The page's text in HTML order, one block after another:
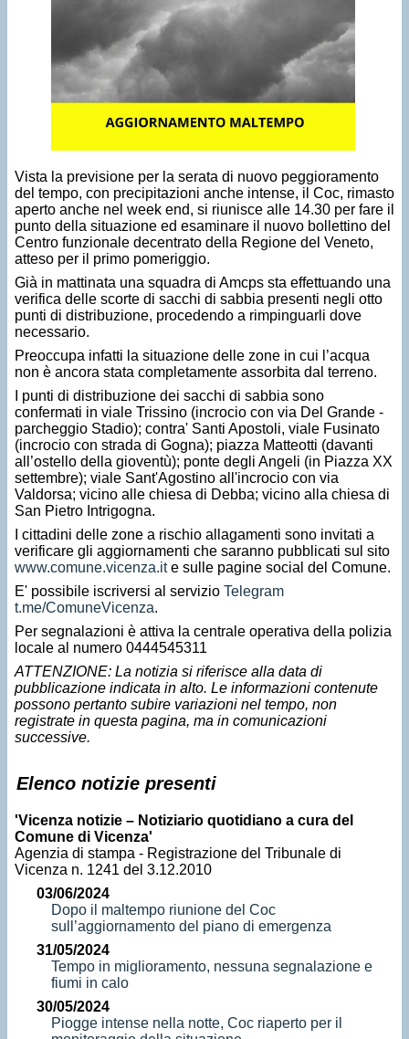
Vista la previsione per la serata di nuovo peggioramento
del tempo, con precipitazioni anche intense, il Coc, rimasto
aperto anche nel week end, si riunisce alle 14.30 per fare il
punto della situazione ed esaminare il nuovo bollettino del
Centro funzionale decentrato della Regione del Veneto,
atteso per il primo pomeriggio.
Già in mattinata una squadra di Amcps sta effettuando una
verifica delle scorte di sacchi di sabbia presenti negli otto
punti di distribuzione, procedendo a rimpinguarli dove
necessario.
Preoccupa infatti la situazione delle zone in cui l’acqua
non è ancora stata completamente assorbita dal terreno.
I punti di distribuzione dei sacchi di sabbia sono
confermati in viale Trissino (incrocio con via Del Grande -
parcheggio Stadio); contra' Santi Apostoli, viale Fusinato
(incrocio con strada di Gogna); piazza Matteotti (davanti
all’ostello della gioventù); ponte degli Angeli (in Piazza XX
settembre); viale Sant'Agostino all'incrocio con via
Valdorsa; vicino alle chiesa di Debba; vicino alla chiesa di
San Pietro Intrigogna.
I cittadini delle zone a rischio allagamenti sono invitati a
verificare gli aggiornamenti che saranno pubblicati sul sito
www.comune.vicenza.ite sulle pagine social del Comune.
E' possibile iscriversi al servizio Telegram
t.me/ComuneVicenza.
Per segnalazioni è attiva la centrale operativa della polizia
locale al numero 0444545311
ATTENZIONE: La notizia si riferisce alla data di
pubblicazione indicata in alto. Le informazioni contenute
possono pertanto subire variazioni nel tempo, non
registrate in questa pagina, ma in comunicazioni
successive.
Elenco notizie presenti
'Vicenza notizie – Notiziario quotidiano a cura del
Comune di Vicenza'
Agenzia di stampa - Registrazione del Tribunale di
Vicenza n. 1241 del 3.12.2010
03/06/2024
Dopo il maltempo riunione del Coc
sull’aggiornamento del piano di emergenza
31/05/2024
Tempo in miglioramento, nessuna segnalazione e
fiumi in calo
30/05/2024
Piogge intense nella notte, Coc riaperto per il